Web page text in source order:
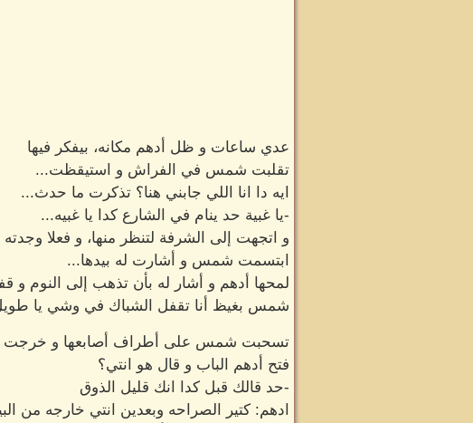
عدي ساعات و ظل أدهم مكانه، بيفكر فيها
تقلبت شمس في الفراش و استيقظت...
ايه دا انا اللي جابني هنا؟ تذكرت ما حدث...
-يا غبية حد ينام في الشارع كدا يا غبيه...
و اتجهت إلى الشرفة لتنظر منها، و فعلا وجدته
ابتسمت شمس و أشارت له بيدها...
لمحها أدهم و أشار له بأن تذهب إلى النوم و
شمس بغيظ أنا تقفل الشباك في وشي يا
تسحبت شمس على أطراف أصابعها و خرجت
فتح أدهم الباب و قال هو انتي؟
-حد قالك قبل كدا انك قليل الذوق
ادهم: كتير الصراحه وبعدين انتي خارجه من